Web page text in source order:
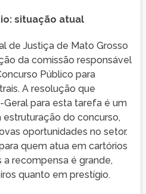
situação atual
de Justiça de Mato Grosso
da comissão responsável
Público para
A resolução que
para esta tarefa é um
estruturação do concurso,
oportunidades no setor.
quem atua em cartórios
a recompensa é grande,
quanto em prestígio.